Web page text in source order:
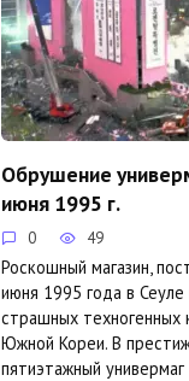
Обрушение
июня 1995 г.
0 49
Роскошный магазин,
июня 1995 года в
страшных техногенных
Южной Кореи. В
пятиэтажный универмаг